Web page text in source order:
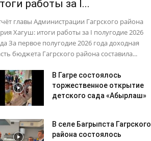
работы за I...
главы Администрации Гагрского района
Хагуш: итоги работы за I полугодие 2026
За первое полугодие 2026 года доходная
бюджета Гагрского района составила...
В Гагре состоялось
торжественное открытие
детского сада «Абырлаш»
В селе Багрыпста Гагрского
района состоялось